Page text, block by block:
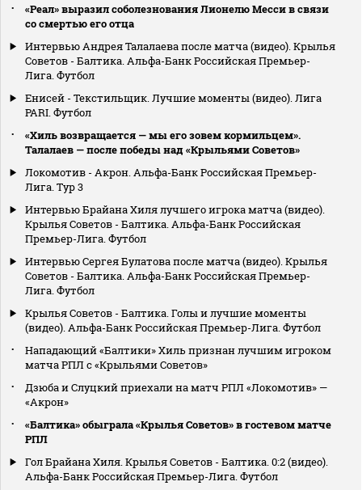
«Реал» выразил соболезнования Лионелю Месси в связи
со смертью его отца
Интервью Андрея Талалаева после матча (видео). Крылья
Советов - Балтика. Альфа-Банк Российская Премьер-
Лига. Футбол
Енисей - Текстильщик. Лучшие моменты (видео). Лига
PARI. Футбол
«Хиль возвращается — мы его зовем кормильцем».
Талалаев — после победы над «Крыльями Советов»
Локомотив - Акрон. Альфа-Банк Российская Премьер-
Лига. Тур 3
Интервью Брайана Хиля лучшего игрока матча (видео).
Крылья Советов - Балтика. Альфа-Банк Российская
Премьер-Лига. Футбол
Интервью Сергея Булатова после матча (видео). Крылья
Советов - Балтика. Альфа-Банк Российская Премьер-
Лига. Футбол
Крылья Советов - Балтика. Голы и лучшие моменты
(видео). Альфа-Банк Российская Премьер-Лига. Футбол
Нападающий «Балтики» Хиль признан лучшим игроком
матча РПЛ с «Крыльями Советов»
Дзюба и Слуцкий приехали на матч РПЛ «Локомотив» —
«Акрон»
«Балтика» обыграла «Крылья Советов» в гостевом матче
РПЛ
Гол Брайана Хиля. Крылья Советов - Балтика. 0:2 (видео).
Альфа-Банк Российская Премьер-Лига. Футбол